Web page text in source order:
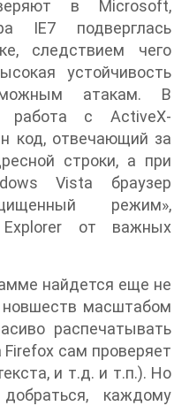
в Microsoft,
IE7 подверглась
следствием чего
устойчивость
атакам. В
работа с ActiveX-
код, отвечающий за
строки, а при
Vista браузер
режим»,
от важных
найдется еще не
масштабом
распечатывать
Firefox сам проверяет
и т.д. и т.п.). Но
каждому